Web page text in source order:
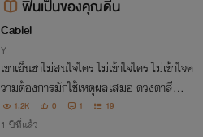
ฟินเป็นของคุณดีน
Cabiel
Y
เขาเย็นชาไม่สนใจใคร ไม่เข้าใจใคร ไม่เข้าใจค
วามต้องการมักใช้เหตุผลเสมอ ดวงตาสีดำไร้
ประกายของเขาว่างเปล่าจริงๆ แต่มันคืออดีต
เพราะเมื่อเขารู้จักฟินชีวิตเขาก็ถูกเเต่งแต้มอย่
1.2K 0 1 19
1 ปีที่แล้ว